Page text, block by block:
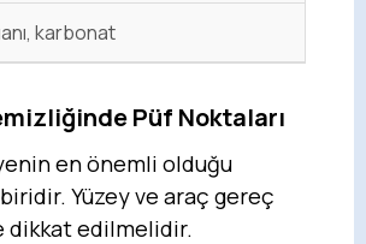
karbonat
Püf Noktaları
en önemli olduğu
Yüzey ve araç gereç
edilmelidir.